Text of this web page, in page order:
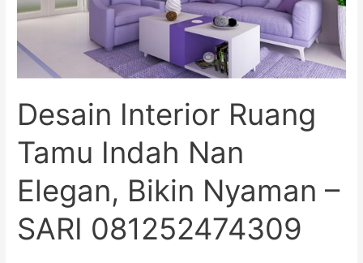
Desain Interior Ruang
Tamu Indah Nan
Elegan, Bikin Nyaman –
SARI 081252474309
Bikin
SARI